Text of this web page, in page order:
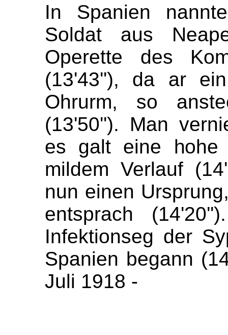
In Spanien
Soldat aus
Operette des
(13'43''), da arein
Ohrurm, so
(13'50''). Man
es galt eine hohe
mildem Verlauf (
nun einen
entsprach (14'20''
Infektionseg der
Spanien begann (
Juli 1918 -